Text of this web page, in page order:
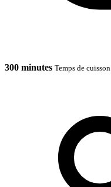
300 minutes Temps de cuisson